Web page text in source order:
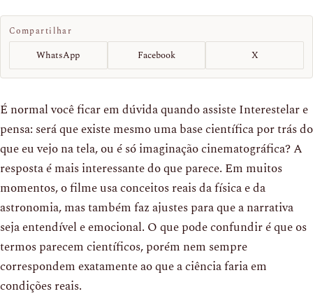
Compartilhar
WhatsApp Facebook X
É normal você ficar em dúvida quando assiste Interestelar e
pensa: será que existe mesmo uma base científica por trás do
que eu vejo na tela, ou é só imaginação cinematográfica? A
resposta é mais interessante do que parece. Em muitos
momentos, o filme usa conceitos reais da física e da
astronomia, mas também faz ajustes para que a narrativa
seja entendível e emocional. O que pode confundir é que os
termos parecem científicos, porém nem sempre
correspondem exatamente ao que a ciência faria em
condições reais.